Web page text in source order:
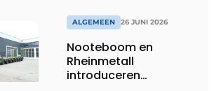
ALGEMEEN 26 JUNI 2026
Nooteboom en
Rheinmetall
introduceren